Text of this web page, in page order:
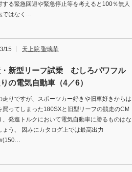
する緊急回避や緊急停止等を考えると100％無人
ではなく…
15 天上院 聖璃華
・新型リーフ試乗 むしろパワフル
の電気自動車（4／6）
走りですが、スポーツカー好きや旧車好きからは
買ってしまった180SXと旧型リーフの競走のCM
、発進トルクにおいて電気自動車に勝るものはな
ょう。 因みにカタログ上では最高出力